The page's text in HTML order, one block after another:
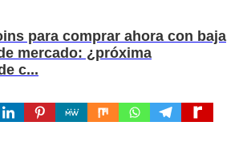
para comprar ahora con baja
mercado: ¿próxima
c...